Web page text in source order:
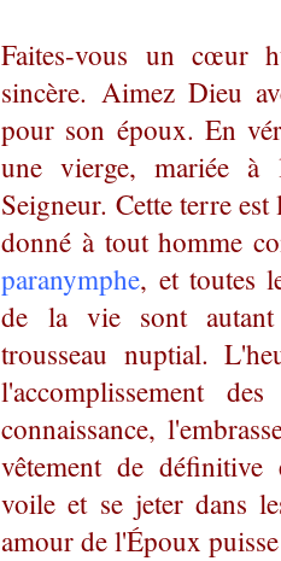
Faites-vous un cœur
sincère. Aimez Dieu
pour son époux. En
une vierge, mariée
Seigneur. Cette terre
donné à tout homme
paranymphe, et toutes
de la vie sont
trousseau nuptial.
l'accomplissement
connaissance,
vêtement de définitive
voile et se jeter dans
amour de l'Époux